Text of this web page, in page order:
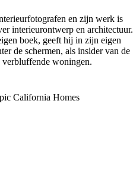
en zijn werk is
interieurontwerp en architectuur.
boek, geeft hij in zijn eigen
de schermen, als insider van de
woningen.
California Homes